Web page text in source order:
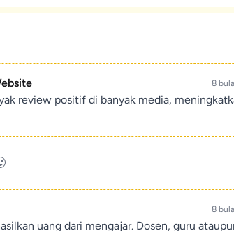
8
review positif di banyak media,
8
uang dari mengajar. Dosen, guru